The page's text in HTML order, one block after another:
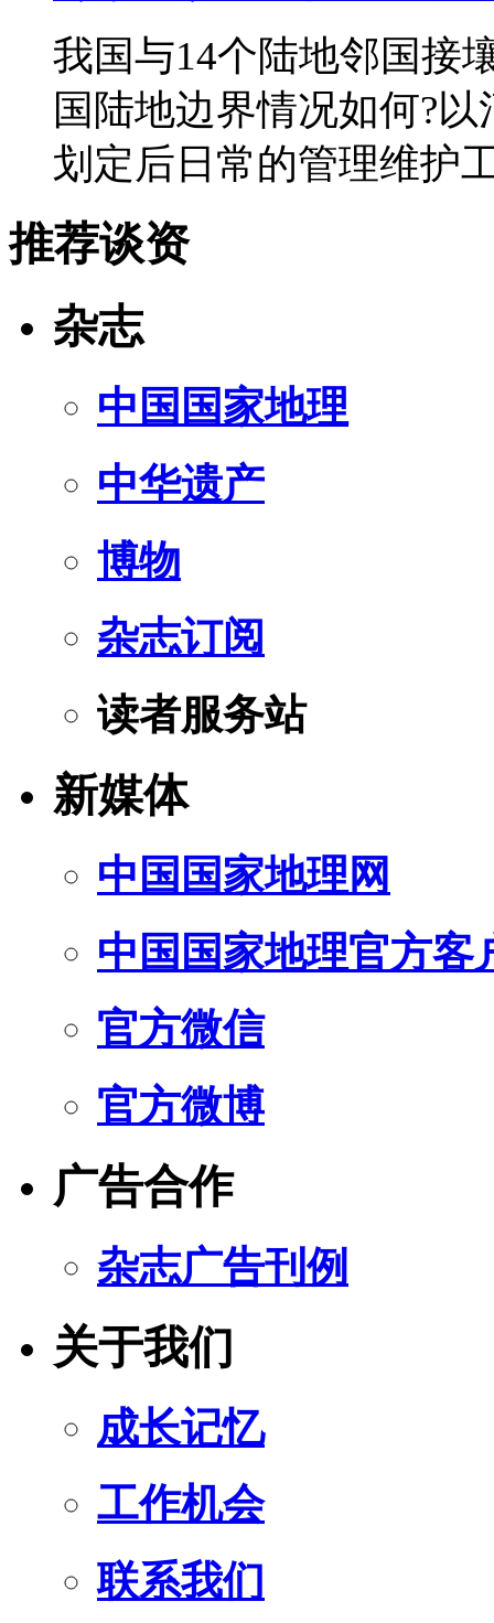
我国与14个陆地邻国接
国陆地边界情况如何?
划定后日常的管理维
推荐谈资
杂志
中国国家地理
中华遗产
博物
杂志订阅
读者服务站
新媒体
中国国家地理网
中国国家地理官方客
官方微信
官方微博
广告合作
杂志广告刊例
关于我们
成长记忆
工作机会
联系我们